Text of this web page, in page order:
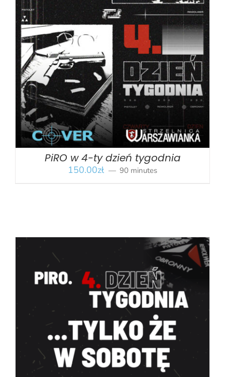
BOOK / SZCZEGÓŁY
PiRO w 4-ty dzień tygodnia
150.00zł 90 minutes
BOOK / SZCZEGÓŁY